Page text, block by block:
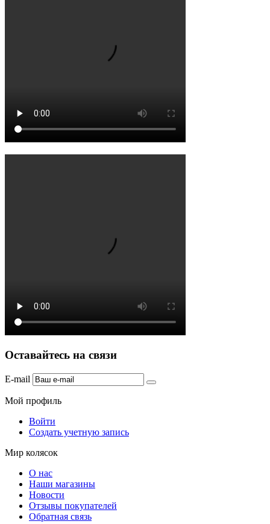
Оставайтесь на связи
E-mail
Мой профиль
Войти
Создать учетную запись
Мир колясок
О нас
Наши магазины
Новости
Отзывы покупателей
Обратная связь